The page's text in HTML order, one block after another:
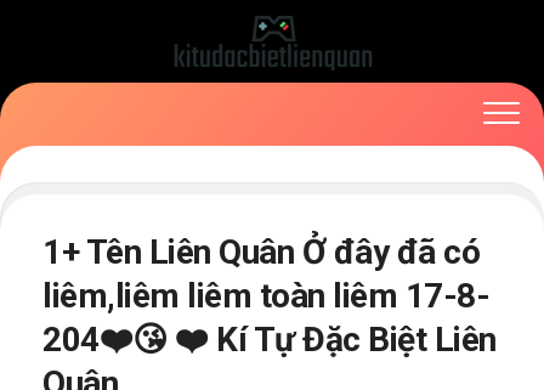
1+ Tên Liên Quân Ở đây đã có
liêm,liêm liêm toàn liêm 17-8-
204❤️😘 ❤️ Kí Tự Đặc Biệt Liên